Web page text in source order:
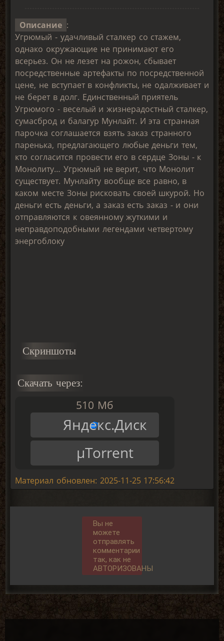
Описание :
Угрюмый - удачливый сталкер со стажем,
однако окружающие не принимают его
всерьез. Он не лезет на рожон, сбывает
посредственные артефакты по посредственной
цене, не вступает в конфликты, не одалживает и
не берет в долг. Единственный приятель
Угрюмого - веселый и жизнерадостный сталкер,
сумасброд и балагур Мунлайт. И эта странная
парочка соглашается взять заказ странного
паренька, предлагающего любые деньги тем,
кто согласится провести его в сердце Зоны - к
Монолиту… Угрюмый не верит, что Монолит
существует. Мунлайту вообще все равно, в
каком месте Зоны рисковать своей шкурой. Но
деньги есть деньги, а заказ есть заказ - и они
отправляются к овеянному жуткими и
неправдоподобными легендами четвертому
энергоблоку
Скриншоты
Скачать через:
510 Мб
Яндекс.Диск
μTorrent
Материал обновлен: 2025-11-25 17:56:42
Вы не
можете
отправлять
комментарии
так, как не
АВТОРИЗОВАНЫ